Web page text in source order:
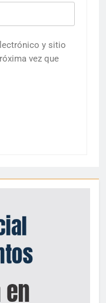
y sitio
vez que